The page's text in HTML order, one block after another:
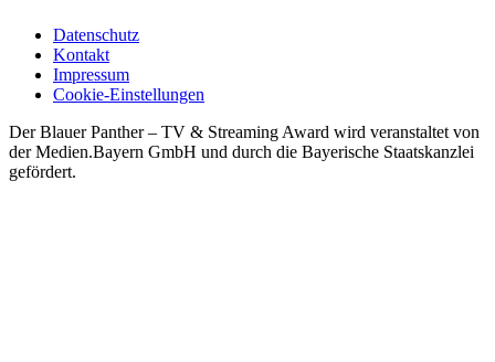
Datenschutz
Kontakt
Impressum
Cookie-Einstellungen
Der Blauer Panther – TV & Streaming Award wird veranstaltet von
der Medien.Bayern GmbH und durch die Bayerische Staatskanzlei
gefördert.